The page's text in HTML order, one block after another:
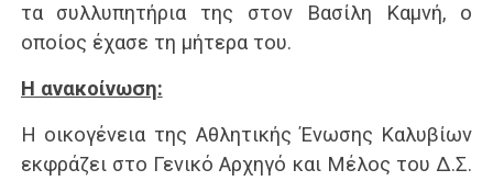
τα συλλυπητήρια της στον Βασίλη Καμνή, ο
οποίος έχασε τη μήτερα του.
Η ανακοίνωση:
Η οικογένεια της Αθλητικής Ένωσης Καλυβίων
εκφράζει στο Γενικό Αρχηγό και Μέλος του Δ.Σ.